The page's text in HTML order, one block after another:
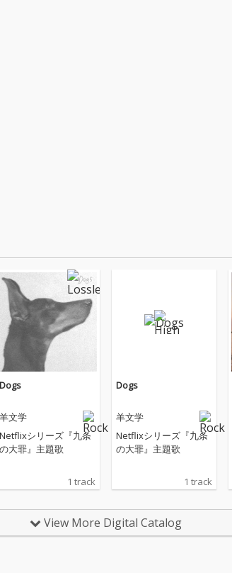
Dogs
羊文学
Netflixシリーズ『九条
の大罪』主題歌
1 track
Dogs
羊文学
Netflixシリーズ『九条
の大罪』主題歌
1 track
View More Digital Catalog